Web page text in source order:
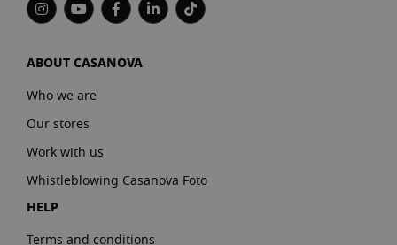
ABOUT CASANOVA
Who we are
Our stores
Work with us
Whistleblowing Casanova Foto
HELP
Terms and conditions